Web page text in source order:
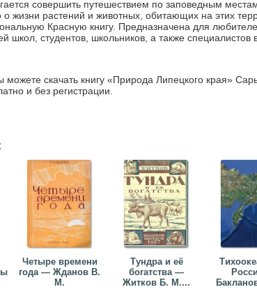
совершить путешествием по заповедным
о жизни растений и животных, обитающих на этих
Красную книгу. Предназначена для
школ, студентов, школьников, а также специалистов
скачать книгу «Природа Липецкого края»
и без регистрации.
Четыре времени
года — Жданов В.
М.
Тундра и её
богатства —
Житков Б. М....